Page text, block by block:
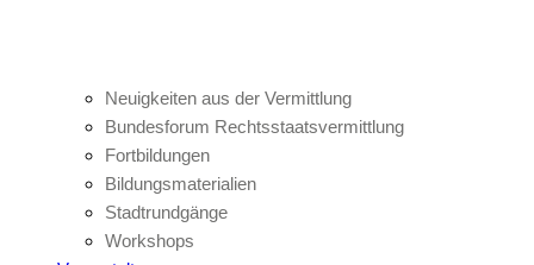
Neuigkeiten aus der Vermittlung
Bundesforum Rechtsstaatsvermittlung
Fortbildungen
Bildungsmaterialien
Stadtrundgänge
Workshops